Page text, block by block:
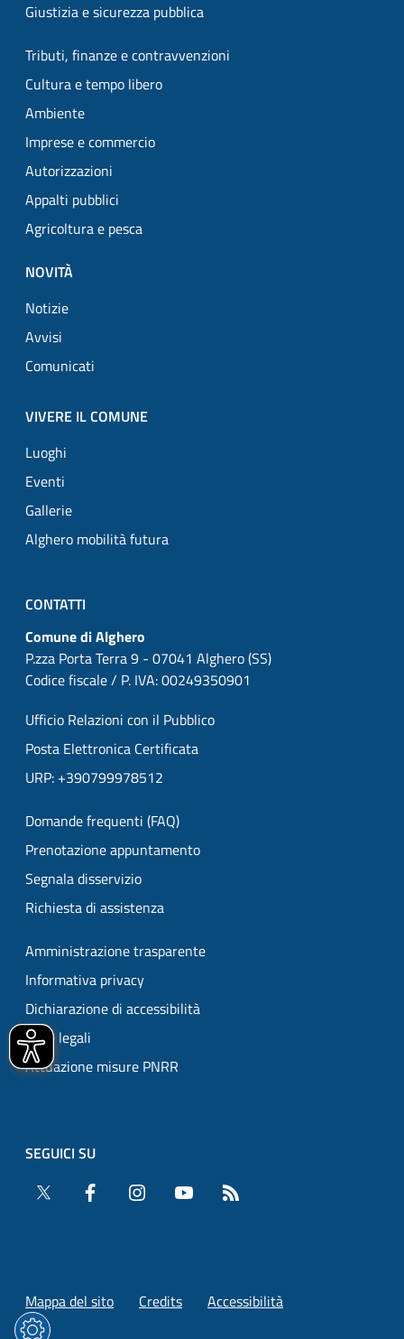
Giustizia e sicurezza pubblica
Tributi, finanze e contravvenzioni
Cultura e tempo libero
Ambiente
Imprese e commercio
Autorizzazioni
Appalti pubblici
Agricoltura e pesca
NOVITÀ
Notizie
Avvisi
Comunicati
VIVERE IL COMUNE
Luoghi
Eventi
Gallerie
Alghero mobilità futura
CONTATTI
Comune di Alghero
P.zza Porta Terra 9 - 07041 Alghero (SS)
Codice fiscale / P. IVA: 00249350901
Ufficio Relazioni con il Pubblico
Posta Elettronica Certificata
URP: +390799978512
Domande frequenti (FAQ)
Prenotazione appuntamento
Segnala disservizio
Richiesta di assistenza
Amministrazione trasparente
Informativa privacy
Dichiarazione di accessibilità
Note legali
Attuazione misure PNRR
SEGUICI SU
Twitter
Facebook Instagram YouTube
Mappa del sito Credits Accessibilità